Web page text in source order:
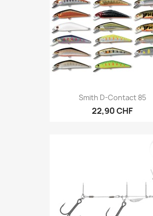
Smith D-Contact 85
22,90 CHF